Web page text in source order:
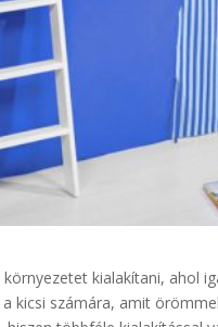
kialakítani, ahol
kicsi számára, amit